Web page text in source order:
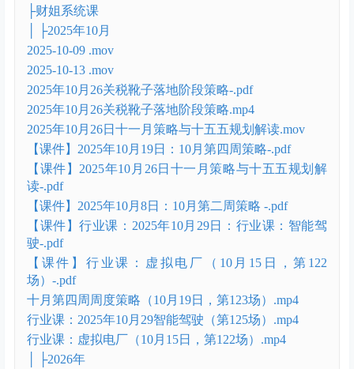
课程目录
陆家嘴财姐水晶姐系统课
├财姐系统课
│ ├2025年10月
2025-10-09 .mov
2025-10-13 .mov
2025年10月26关税靴子落地阶段策略-.pdf
2025年10月26关税靴子落地阶段策略.mp4
2025年10月26日十一月策略与十五五规划解读.mov
【课件】2025年10月19日：10月第四周策略-.pdf
【课件】2025年10月26日十一月策略与十五五规划解
读-.pdf
【课件】2025年10月8日：10月第二周策略 -.pdf